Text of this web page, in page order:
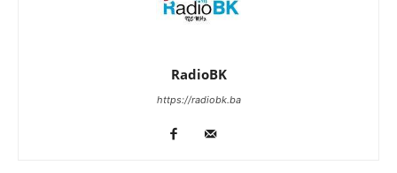
RadioBK
https://radiobk.ba